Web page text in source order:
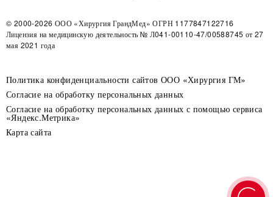
© 2000-2026 ООО «Хирургия ГрандМед» ОГРН 1177847122716
Лицензия на медицинскую деятельность № Л041-00110-47/00588745 от 27
мая 2021 года
Политика конфиденциальности сайтов ООО «Хирургия ГМ»
Согласие на обработку персональных данных
Согласие на обработку персональных данных с помощью сервиса
«Яндекс.Метрика»
Карта сайта